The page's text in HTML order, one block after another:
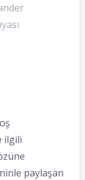
ilgili
paylaşan